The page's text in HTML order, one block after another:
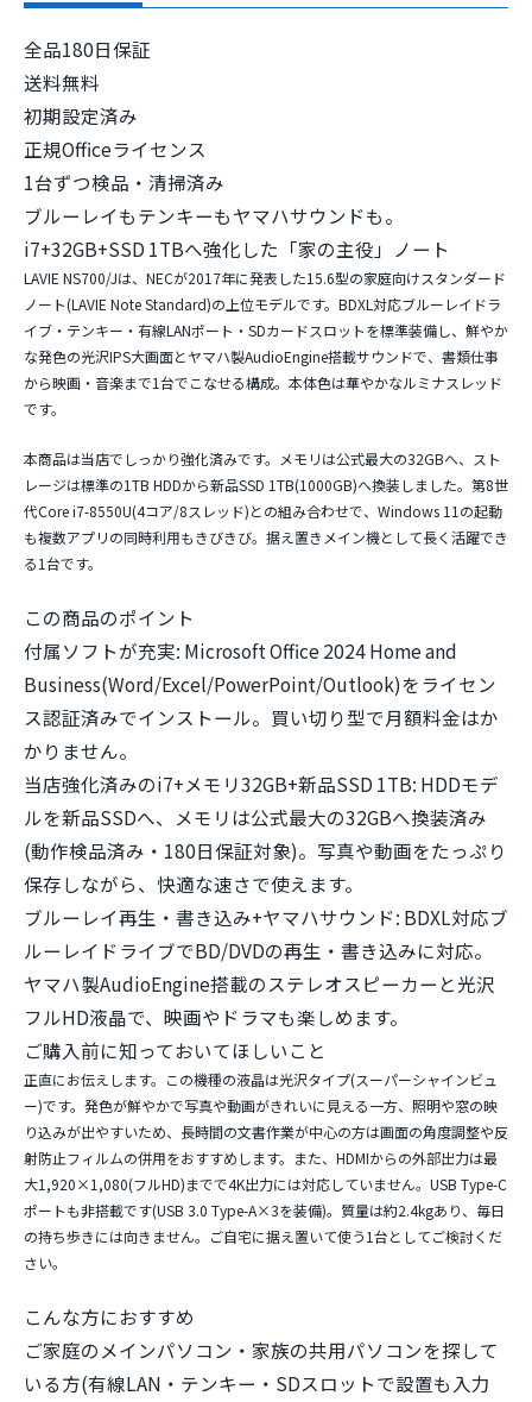
全品180日保証
送料無料
初期設定済み
正規Officeライセンス
1台ずつ検品・清掃済み
ブルーレイもテンキーもヤマハサウンドも。
i7+32GB+SSD 1TBへ強化した「家の主役」ノート
LAVIE NS700/Jは、NECが2017年に発表した15.6型の家庭向けスタンダード
ノート(LAVIE Note Standard)の上位モデルです。 BDXL対応ブルーレイドラ
イブ・テンキー・有線LANポート・SDカードスロットを標準装備し、鮮やか
な発色の光沢IPS大画面とヤマハ製AudioEngine搭載サウンドで、書類仕事
から映画・音楽まで1台でこなせる構成。本体色は華やかなルミナスレッド
です。
本商品は当店でしっかり強化済みです。メモリは公式最大の32GBへ、スト
レージは標準の1TB HDDから新品SSD 1TB(1000GB)へ換装しました。第8世
代Core i7-8550U(4コア/8スレッド)との組み合わせで、Windows 11の起動
も複数アプリの同時利用もきびきび。据え置きメイン機として長く活躍でき
る1台です。
この商品のポイント
付属ソフトが充実: Microsoft Office 2024 Home and
Business(Word/Excel/PowerPoint/Outlook)をライセン
ス認証済みでインストール。買い切り型で月額料金はか
かりません。
当店強化済みのi7+メモリ32GB+新品SSD 1TB: HDDモデ
ルを新品SSDへ、メモリは公式最大の32GBへ換装済み
(動作検品済み・180日保証対象)。写真や動画をたっぷり
保存しながら、快適な速さで使えます。
ブルーレイ再生・書き込み+ヤマハサウンド: BDXL対応ブ
ルーレイドライブでBD/DVDの再生・書き込みに対応。
ヤマハ製AudioEngine搭載のステレオスピーカーと光沢
フルHD液晶で、映画やドラマも楽しめます。
ご購入前に知っておいてほしいこと
正直にお伝えします。この機種の液晶は光沢タイプ(スーパーシャインビュ
ー)です。発色が鮮やかで写真や動画がきれいに見える一方、照明や窓の映
り込みが出やすいため、長時間の文書作業が中心の方は画面の角度調整や反
射防止フィルムの併用をおすすめします。また、 HDMIからの外部出力は最
大1,920×1,080(フルHD)までで4K出力には対応していません。USB Type-C
ポートも非搭載です(USB 3.0 Type-A×3を装備)。質量は約2.4kgあり、毎日
の持ち歩きには向きません。ご自宅に据え置いて使う1台としてご検討くだ
さい。
こんな方におすすめ
ご家庭のメインパソコン・家族の共用パソコンを探して
いる方(有線LAN・テンキー・SDスロットで設置も入力